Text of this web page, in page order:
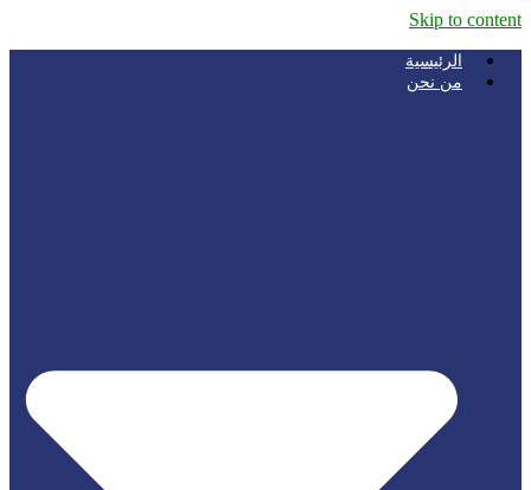
Skip to content
الرئيسية
من نحن